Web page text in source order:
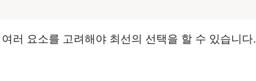
러 요소를 고려해야 최선의 선택을 할 수 있습니다.